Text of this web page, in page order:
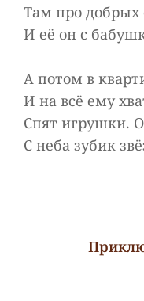
Там про
И её он с
А потом в
И на всё ему
Спят игрушки.
С неба зубик